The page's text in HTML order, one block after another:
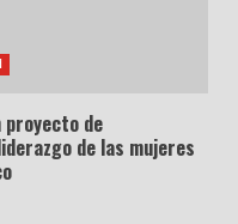
proyecto de
de las mujeres